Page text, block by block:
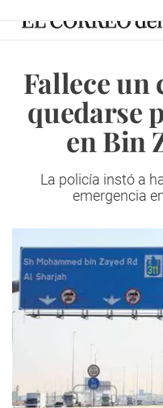
Fallece
quedarse
en Bin
La policía instó a
emergencia